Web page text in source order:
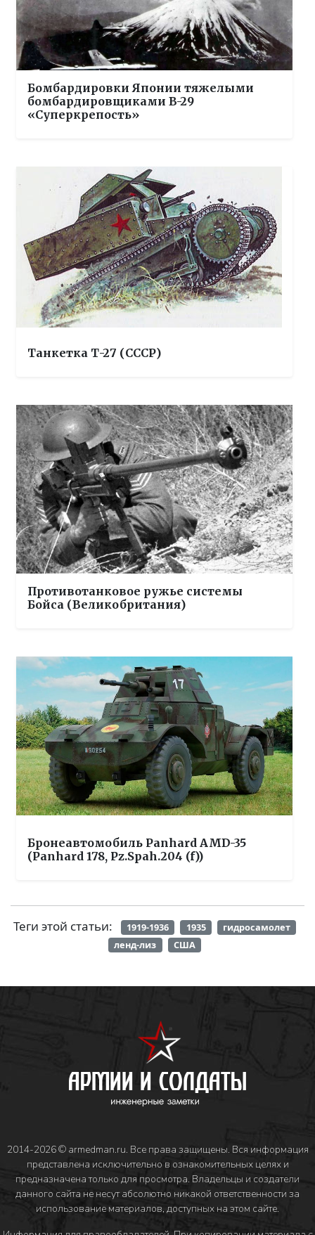
Бомбардировки Японии тяжелыми
бомбардировщиками B-29
«Суперкрепость»
Танкетка Т-27 (СССР)
Противотанковое ружье системы
Бойса (Великобритания)
Бронеавтомобиль Panhard AMD-35
(Panhard 178, Pz.Spah.204 (f))
Теги этой статьи: 1919-1936 1935
гидросамолет
ленд-лиз
США
2014-2026 © armedman.ru. Все права защищены. Вся информация
представлена исключительно в ознакомительных целях и
предназначена только для просмотра. Владельцы и создатели
данного сайта не несут абсолютно никакой ответственности за
использование материалов, доступных на этом сайте.